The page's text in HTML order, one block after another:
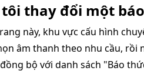
thay đổi một
này, khu vực cấu hình
âm thanh theo nhu cầu, rồi
bộ với danh sách "Báo